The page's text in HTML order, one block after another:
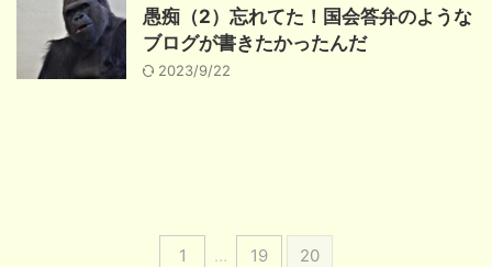
愚痴（2）忘れてた！国会答弁のような
ブログが書きたかったんだ
2023/9/22
1 … 19 20